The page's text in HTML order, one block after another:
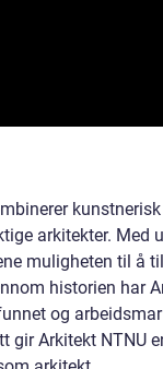
kunstnerisk
arkitekter. Med
muligheten til å
historien har
og
gir Arkitekt NTNU